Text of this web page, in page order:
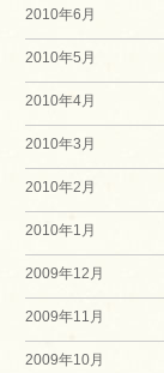
2010年6月
2010年5月
2010年4月
2010年3月
2010年2月
2010年1月
2009年12月
2009年11月
2009年10月